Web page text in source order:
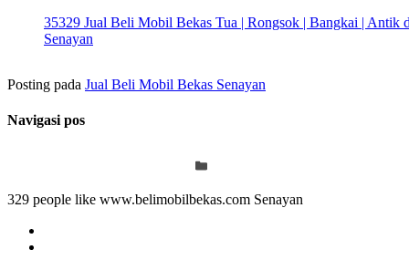
35329 Jual Beli Mobil Bekas Tua | Rongsok | Bangkai | Antik
Senayan
Posting pada Jual Beli Mobil Bekas Senayan
Navigasi pos
329 people like www.belimobilbekas.com Senayan